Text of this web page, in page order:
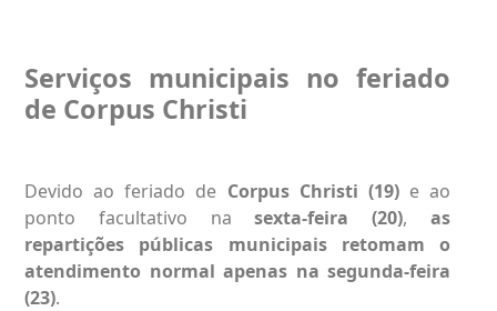
Serviços municipais no feriado
de Corpus Christi
Devido ao feriado de Corpus Christi (19)e ao
ponto facultativo nasexta-feira (20),as
repartições públicas municipais retomam o
atendimento normal apenas na segunda-feira
(23).